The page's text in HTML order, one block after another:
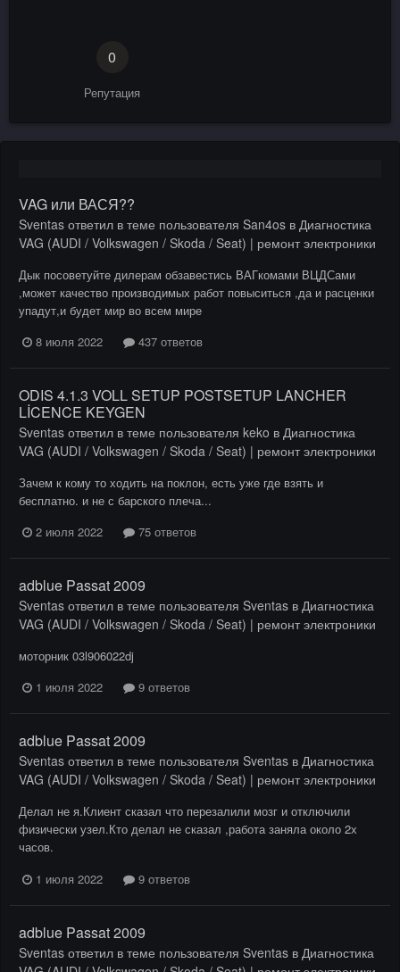
0
Репутация
VAG или ВАСЯ??
Sventas ответил в теме пользователя San4os в Диагностика
VAG (AUDI / Volkswagen / Skoda / Seat) | ремонт электроники
Дык посоветуйте дилерам обзавестись ВАГкомами ВЦДСами
,может качество производимых работ повыситься ,да и расценки
упадут,и будет мир во всем мире
8 июля 2022
437 ответов
ODIS 4.1.3 VOLL SETUP POSTSETUP LANCHER
LİCENCE KEYGEN
Sventas ответил в теме пользователя keko в Диагностика
VAG (AUDI / Volkswagen / Skoda / Seat) | ремонт электроники
Зачем к кому то ходить на поклон, есть уже где взять и
бесплатно. и не с барского плеча...
2 июля 2022
75 ответов
adblue Passat 2009
Sventas ответил в теме пользователя Sventas в Диагностика
VAG (AUDI / Volkswagen / Skoda / Seat) | ремонт электроники
моторник 03l906022dj
1 июля 2022
9 ответов
adblue Passat 2009
Sventas ответил в теме пользователя Sventas в Диагностика
VAG (AUDI / Volkswagen / Skoda / Seat) | ремонт электроники
Делал не я.Клиент сказал что перезалили мозг и отключили
физически узел.Кто делал не сказал ,работа заняла около 2х
часов.
1 июля 2022
9 ответов
adblue Passat 2009
Sventas ответил в теме пользователя Sventas в Диагностика